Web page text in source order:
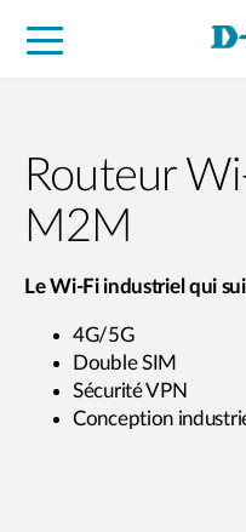
Routeur
M2M
Le Wi-Fi industriel qui
4G/5G
Double SIM
Sécurité VPN
Conception